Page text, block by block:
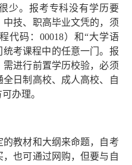
少。报考专科没有学历要
技、职高毕业文凭的，须
代码：00018）和“大学语
统考课程中的任意一门。报
进行前置学历校验，必须
日制高校、成人高校、自
办理。
教材和大纲来命题，自考
也可通过网购，但要与自